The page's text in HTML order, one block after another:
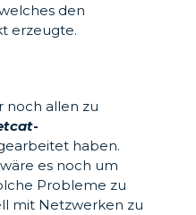
den
erzeugte.
noch allen zu
-
haben.
es noch um
Probleme zu
mit Netzwerken zu